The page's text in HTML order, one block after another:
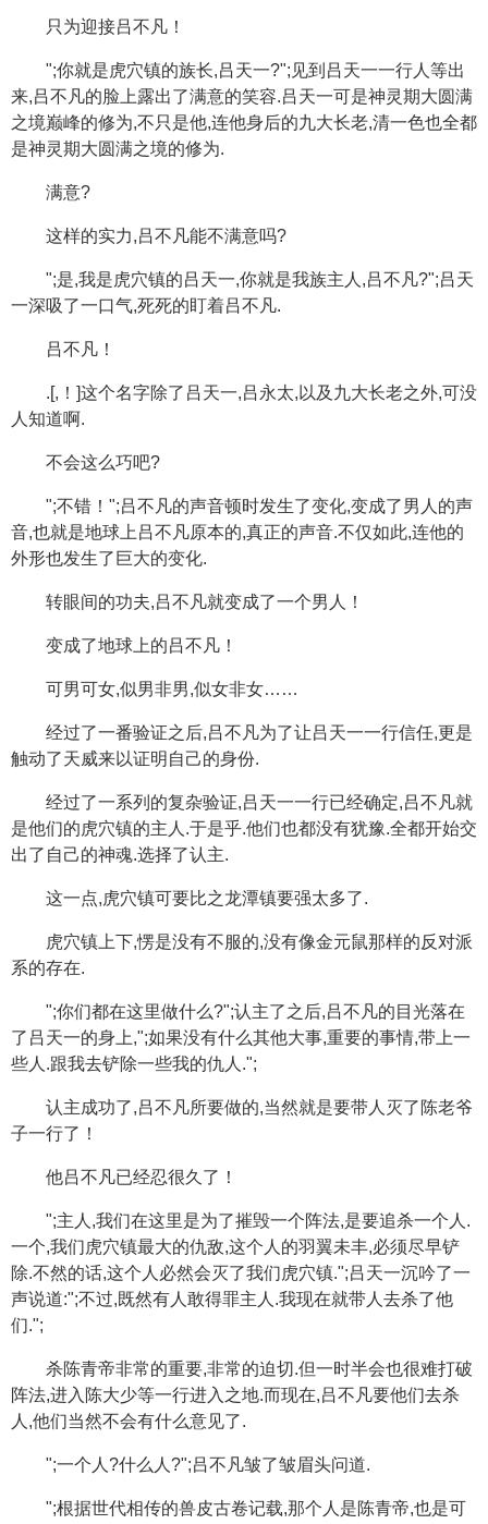
只为迎接吕不凡！
";你就是虎穴镇的族长,吕天一?";见到吕天一一行人等出
来,吕不凡的脸上露出了满意的笑容.吕天一可是神灵期大圆满
之境巅峰的修为,不只是他,连他身后的九大长老,清一色也全都
是神灵期大圆满之境的修为.
满意?
这样的实力,吕不凡能不满意吗?
";是,我是虎穴镇的吕天一,你就是我族主人,吕不凡?";吕天
一深吸了一口气,死死的盯着吕不凡.
吕不凡！
.[,！]这个名字除了吕天一,吕永太,以及九大长老之外,可没
人知道啊.
不会这么巧吧?
";不错！";吕不凡的声音顿时发生了变化,变成了男人的声
音,也就是地球上吕不凡原本的,真正的声音.不仅如此,连他的
外形也发生了巨大的变化.
转眼间的功夫,吕不凡就变成了一个男人！
变成了地球上的吕不凡！
可男可女,似男非男,似女非女……
经过了一番验证之后,吕不凡为了让吕天一一行信任,更是
触动了天威来以证明自己的身份.
经过了一系列的复杂验证,吕天一一行已经确定,吕不凡就
是他们的虎穴镇的主人.于是乎.他们也都没有犹豫.全都开始交
出了自己的神魂.选择了认主.
这一点,虎穴镇可要比之龙潭镇要强太多了.
虎穴镇上下,愣是没有不服的,没有像金元鼠那样的反对派
系的存在.
";你们都在这里做什么?";认主了之后,吕不凡的目光落在
了吕天一的身上,";如果没有什么其他大事,重要的事情,带上一
些人.跟我去铲除一些我的仇人.";
认主成功了,吕不凡所要做的,当然就是要带人灭了陈老爷
子一行了！
他吕不凡已经忍很久了！
";主人,我们在这里是为了摧毁一个阵法,是要追杀一个人.
一个,我们虎穴镇最大的仇敌,这个人的羽翼未丰,必须尽早铲
除.不然的话,这个人必然会灭了我们虎穴镇.";吕天一沉吟了一
声说道:";不过,既然有人敢得罪主人.我现在就带人去杀了他
们.";
杀陈青帝非常的重要,非常的迫切.但一时半会也很难打破
阵法,进入陈大少等一行进入之地.而现在,吕不凡要他们去杀
人,他们当然不会有什么意见了.
";一个人?什么人?";吕不凡皱了皱眉头问道.
";根据世代相传的兽皮古卷记载,那个人是陈青帝,也是可